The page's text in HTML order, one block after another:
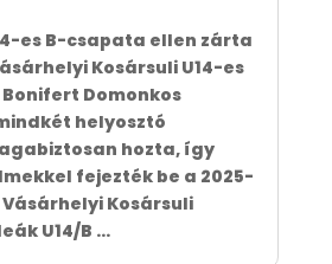
es B-csapata ellen zárta
Kosársuli U14-es
Domonkos
helyosztó
hozta, így
fejezték be a 2025-
Kosársuli
U14/B ...